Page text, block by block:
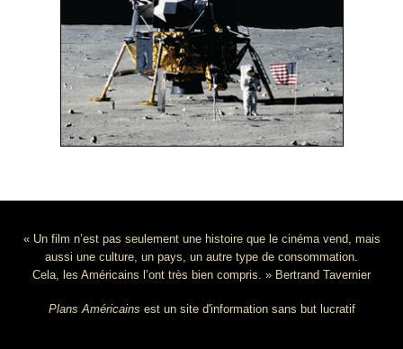
« Un film n’est pas seulement une histoire que le cinéma vend, mais
aussi une culture, un pays, un autre type de consommation.
Cela, les Américains l’ont très bien compris. » Bertrand Tavernier
Plans Américains est un site d'information sans but lucratif